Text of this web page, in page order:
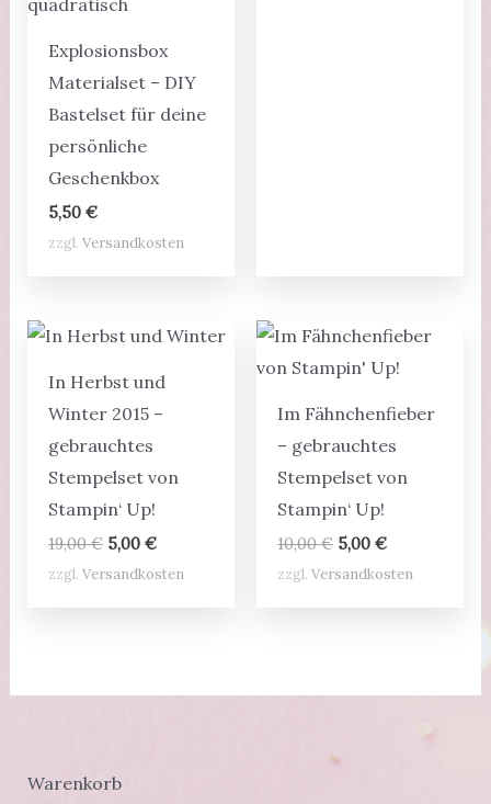
Explosionsbox
Materialset – DIY
Bastelset für deine
persönliche
Geschenkbox
5,50 €
zzgl. Versandkosten
In Herbst und
Winter 2015 –
gebrauchtes
Stempelset von
Stampin‘ Up!
19,00€ Ursprünglicher
war:
5,00 €Aktueller
ist:
zzgl. Versandkosten
Im Fähnchenfieber
– gebrauchtes
Stempelset von
Stampin‘ Up!
10,00€ Ursprünglicher
war:
5,00€Aktueller
ist:
zzgl.Versandkosten
Warenkorb